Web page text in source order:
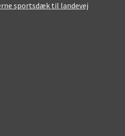
sportsdæk til landevej